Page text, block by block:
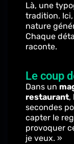
Là, une
tradition.
nature
Chaque
raconte.
Le coup
Dans un
restaurant,
secondes
capter le
provoquer
je veux. »